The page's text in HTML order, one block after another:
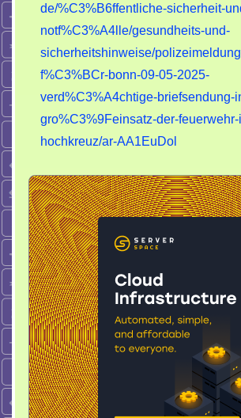
Austritt
de/%C3%B6ffentliche-sicherheit-
notf%C3%A4lle/gesundheits-und-
sicherheitshinweise/
f%C3%BCr-bonn-09-05-2025-
verd%C3%A4chtige-briefsendung-
gro%C3%9Feinsatz-der-
hochkreuz/ar-AA1EuDol